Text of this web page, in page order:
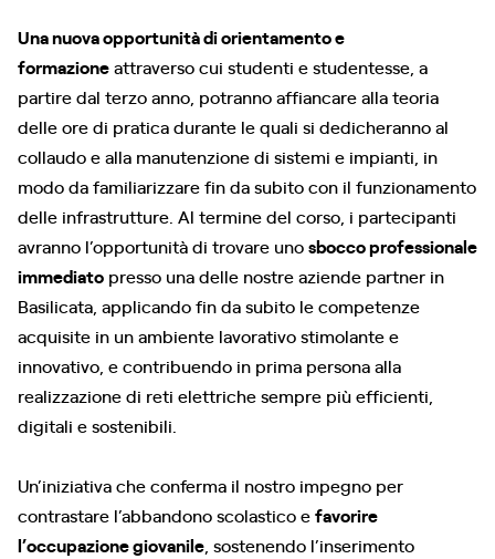
Una nuova opportunità di orientamento e
formazioneattraverso cui studenti e studentesse, a
partire dal terzo anno, potranno affiancare alla teoria
delle ore di pratica durante le quali si dedicheranno al
collaudo e alla manutenzione di sistemi e impianti, in
modo da familiarizzare fin da subito con il funzionamento
delle infrastrutture. Al termine del corso, i partecipanti
avranno l’opportunità di trovare unosbocco professionale
immediato presso una delle nostre aziende partner in
Basilicata, applicando fin da subito le competenze
acquisite in un ambiente lavorativo stimolante e
innovativo, e contribuendo in prima persona alla
realizzazione di reti elettriche sempre più efficienti,
digitali e sostenibili.
Un’iniziativa che conferma il nostro impegno per
contrastare l’abbandono scolastico efavorire
l’occupazione giovanile , sostenendo l’inserimento